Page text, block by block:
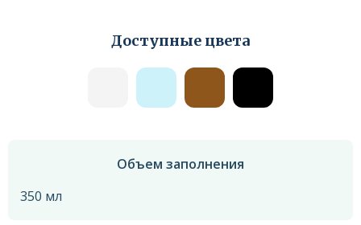
Доступные цвета
Объем заполнения
350 мл